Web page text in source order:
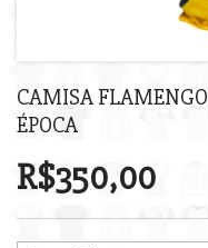
CAMISA
ÉPOCA
R$350,00